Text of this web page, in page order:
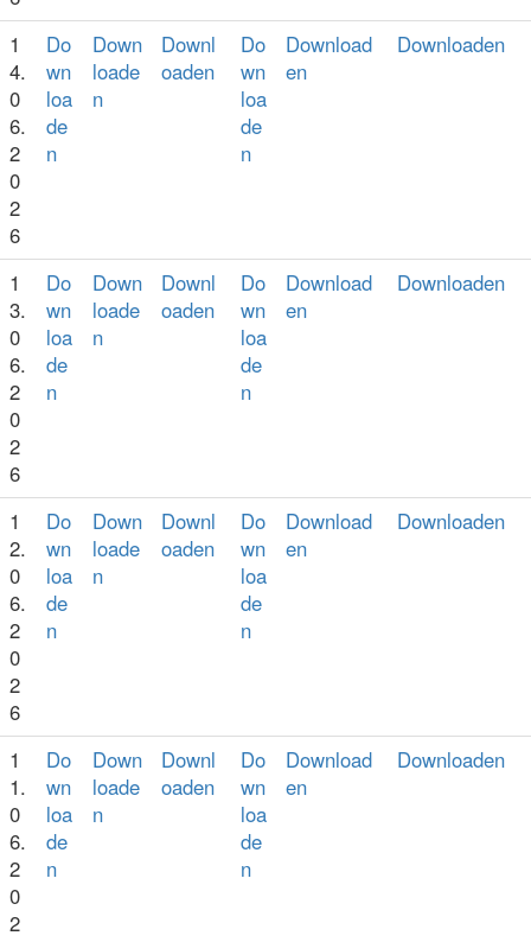
1
4.
0
6.
2
0
2
6
Do
wn
loa
de
n
Down
loade
n
Downl
oaden
Do
wn
loa
de
n
Download
en
Downloaden
1
3.
0
6.
2
0
2
6
Do
wn
loa
de
n
Down
loade
n
Downl
oaden
Do
wn
loa
de
n
Download
en
Downloaden
1
2.
0
6.
2
0
2
6
Do
wn
loa
de
n
Down
loade
n
Downl
oaden
Do
wn
loa
de
n
Download
en
Downloaden
1
1.
0
6.
2
0
2
Do
wn
loa
de
n
Down
loade
n
Downl
oaden
Do
wn
loa
de
n
Download
en
Downloaden